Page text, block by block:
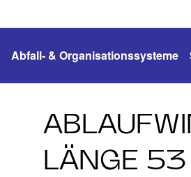
Abfall- & Organisationssysteme
LÄNGE